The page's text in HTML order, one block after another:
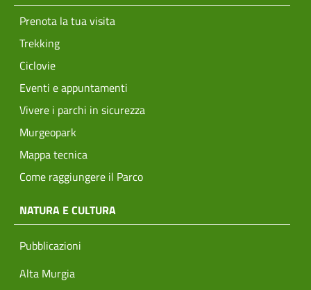
Prenota la tua visita
Trekking
Ciclovie
Eventi e appuntamenti
Vivere i parchi in sicurezza
Murgeopark
Mappa tecnica
Come raggiungere il Parco
NATURA E CULTURA
Pubblicazioni
Alta Murgia